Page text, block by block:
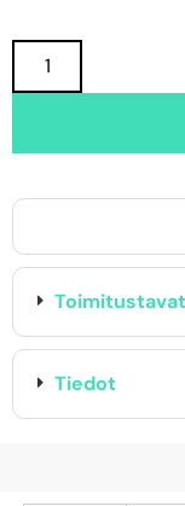
Toimitustavat
Tiedot